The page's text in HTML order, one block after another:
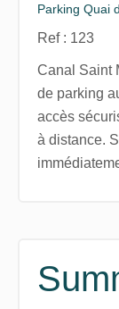
Parking Quai
Ref : 123
Canal Saint
de parking
accès
à distance.